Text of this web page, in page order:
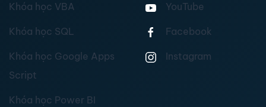
Khóa học VBA
Khóa học SQL
Khóa học Google Apps
Script
Khóa học Power BI
YouTube
Facebook
Instagram